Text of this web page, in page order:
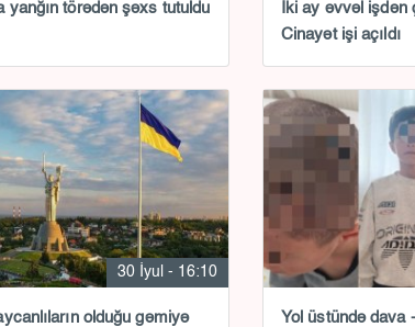
yanğın törədən şəxs tutuldu
İki ay əvvəl işdən
Cinayət işi açıldı
30 İyul - 16:10
olduğu gəmiyə
Yol üstündə dava